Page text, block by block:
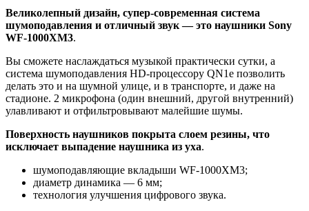
Великолепный дизайн, супер-современная система
шумоподавления и отличный звук — это наушники Sony
WF-1000XM3.
Вы сможете наслаждаться музыкой практически сутки, а
система шумоподавления HD-процессору QN1e позволить
делать это и на шумной улице, и в транспорте, и даже на
стадионе. 2 микрофона (один внешний, другой внутренний)
улавливают и отфильтровывают малейшие шумы.
Поверхность наушников покрыта слоем резины, что
исключает выпадение наушника из уха.
шумоподавляющие вкладыши WF-1000XM3;
диаметр динамика — 6 мм;
технология улучшения цифрового звука.